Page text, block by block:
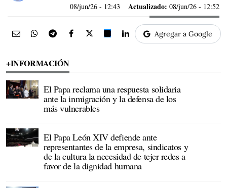
08/jun/26 - 12:43 Actualizado: 08/jun/26 - 12:52
Agregar a Google
+INFORMACIÓN
El Papa reclama una respuesta solidaria
ante la inmigración y la defensa de los
más vulnerables
El Papa León XIV defiende ante
representantes de la empresa, sindicatos y
de la cultura la necesidad de tejer redes a
favor de la dignidad humana